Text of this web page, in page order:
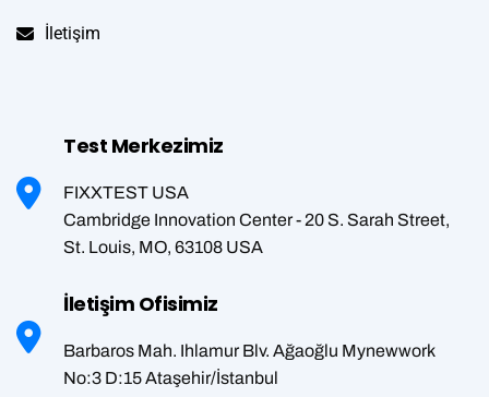
İletişim
Test Merkezimiz
FIXXTEST USA
Cambridge Innovation Center - 20 S. Sarah Street,
St. Louis, MO, 63108 USA
İletişim Ofisimiz
Barbaros Mah. Ihlamur Blv. Ağaoğlu Mynewwork
No:3 D:15 Ataşehir/İstanbul